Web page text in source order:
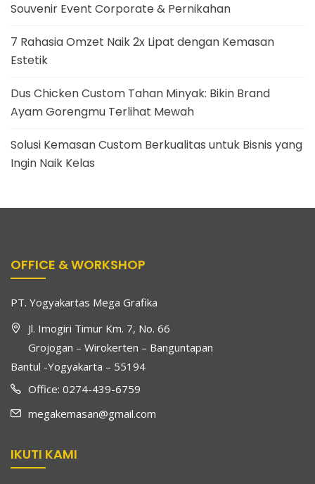
Souvenir Event Corporate & Pernikahan
7 Rahasia Omzet Naik 2x Lipat dengan Kemasan
Estetik
Dus Chicken Custom Tahan Minyak: Bikin Brand
Ayam Gorengmu Terlihat Mewah
Solusi Kemasan Custom Berkualitas untuk Bisnis yang
Ingin Naik Kelas
OFFICE & WORKSHOP
PT. Yogyakartas Mega Grafika
Jl. Imogiri Timur Km. 7, No. 66
Grojogan – Wirokerten – Banguntapan
Bantul -Yogyakarta – 55194
Office: 0274-439-6759
megakemasan@gmail.com
IKUTI KAMI